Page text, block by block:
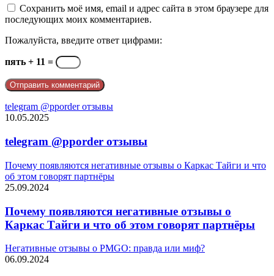
Сохранить моё имя, email и адрес сайта в этом браузере для
последующих моих комментариев.
Пожалуйста, введите ответ цифрами:
пять + 11 =
telegram @pporder отзывы
10.05.2025
telegram @pporder отзывы
Почему появляются негативные отзывы о Каркас Тайги и что
об этом говорят партнёры
25.09.2024
Почему появляются негативные отзывы о
Каркас Тайги и что об этом говорят партнёры
Негативные отзывы о PMGO: правда или миф?
06.09.2024